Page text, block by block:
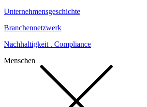
Unternehmensgeschichte
Branchennetzwerk
Nachhaltigkeit . Compliance
Menschen